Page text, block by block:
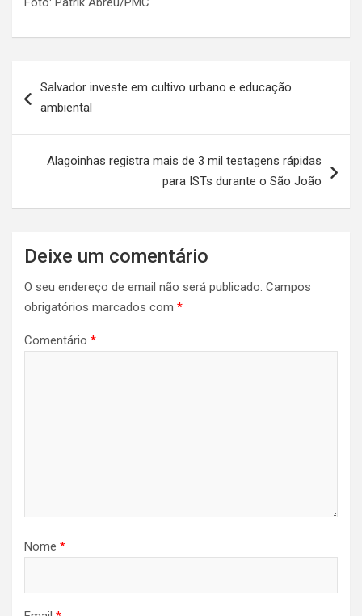
de
Salvador investe em cultivo urbano e educação
ambiental
Alagoinhas registra mais de 3 mil testagens rápidas
para ISTs durante o São João
Deixe um comentário
O seu endereço de email não será publicado. Campos
obrigatórios marcados com *
Comentário *
Nome *